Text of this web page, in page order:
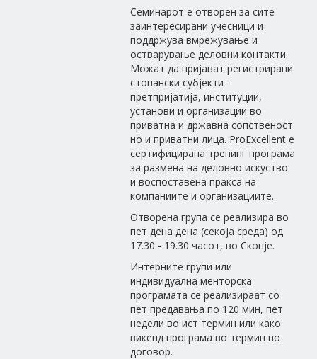
Семинарот е отворен за сите
заинтересирани учесници и
поддржува вмрежување и
остварување деловни контакти.
Можат да пријават регистрирани
стопански субјекти -
претпријатија, институции,
установи и организации во
приватна и државна сопственост
но и приватни лица. ProExcellent е
сертифицирана тренинг програма
за размена на деловно искуство
и воспоставена пракса на
компаниите и организациите.
Отворена група се реализира во
пет дена дена (секоја среда) од
17.30 - 19.30 часот, во Скопје.
Интерните групи или
индивидуална менторска
програмата се реализираат со
пет предавања по 120 мин, пет
недели во ист термин или како
викенд програма во термин по
договор.